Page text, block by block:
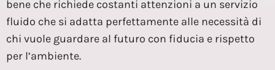
bene che richiede costanti attenzioni a un servizio
fluido che si adatta perfettamente alle necessità di
chi vuole guardare al futuro con fiducia e rispetto
per l’ambiente.